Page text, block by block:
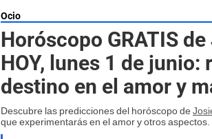
Ocio
Horóscopo GRATIS
HOY, lunes 1 de junio:
destino en el amor y
Descubre las predicciones del horóscopo de
que experimentarás en el amor y otros aspectos.